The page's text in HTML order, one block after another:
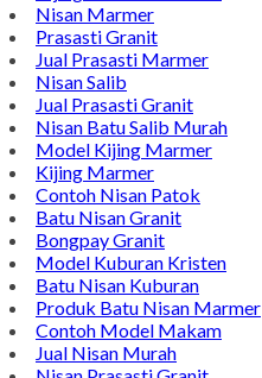
Nisan Marmer
Prasasti Granit
Jual Prasasti Marmer
Nisan Salib
Jual Prasasti Granit
Nisan Batu Salib Murah
Model Kijing Marmer
Kijing Marmer
Contoh Nisan Patok
Batu Nisan Granit
Bongpay Granit
Model Kuburan Kristen
Batu Nisan Kuburan
Produk Batu Nisan Marmer
Contoh Model Makam
Jual Nisan Murah